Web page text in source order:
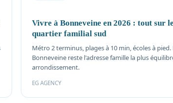
Vivre à Bonneveine en 2026 : tout sur le
quartier familial sud
Métro 2 terminus, plages à 10 min, écoles à
Bonneveine reste l'adresse famille la plus
arrondissement.
EG AGENCY